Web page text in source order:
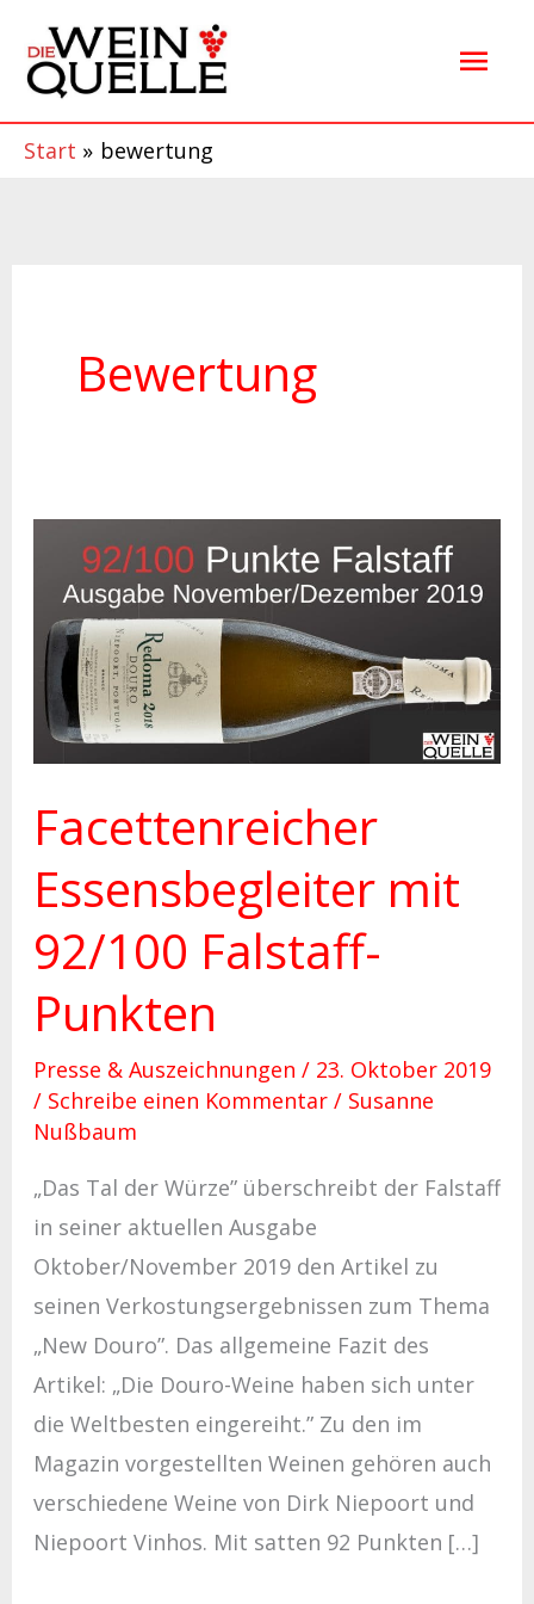
Inhalt
springen
Start bewertung
Bewertung
Facettenreicher
Essensbegleiter mit
92/100 Falstaff-
Punkten
Presse & Auszeichnungen / 23. Oktober 2019
/ Schreibe einen Kommentar / Susanne
Nußbaum
„Das Tal der Würze” überschreibt der Falstaff
in seiner aktuellen Ausgabe
Oktober/November 2019 den Artikel zu
seinen Verkostungsergebnissen zum Thema
„New Douro”. Das allgemeine Fazit des
Artikel: „Die Douro-Weine haben sich unter
die Weltbesten eingereiht.” Zu den im
Magazin vorgestellten Weinen gehören auch
verschiedene Weine von Dirk Niepoort und
Niepoort Vinhos. Mit satten 92 Punkten […]
Facettenreicher
Essensbegleiter
mit
92/100
Falstaff-
Punkten